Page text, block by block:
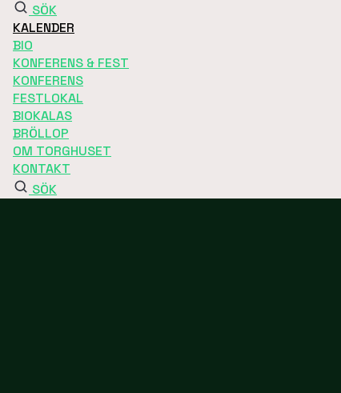
SÖK
KALENDER
BIO
KONFERENS & FEST
KONFERENS
FESTLOKAL
BIOKALAS
BRÖLLOP
OM TORGHUSET
KONTAKT
SÖK